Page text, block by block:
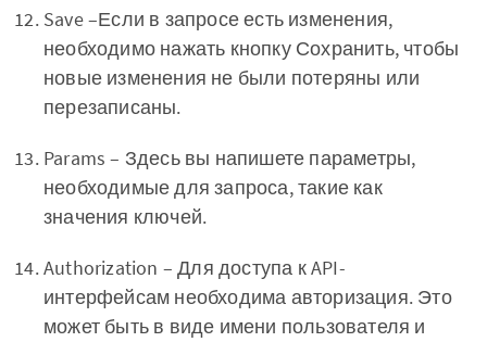
Save –Если в запросе есть изменения,
необходимо нажать кнопку Сохранить, чтобы
новые изменения не были потеряны или
перезаписаны.
Params – Здесь вы напишете параметры,
необходимые для запроса, такие как
значения ключей.
Authorization – Для доступа к API-
интерфейсам необходима авторизация. Это
может быть в виде имени пользователя и